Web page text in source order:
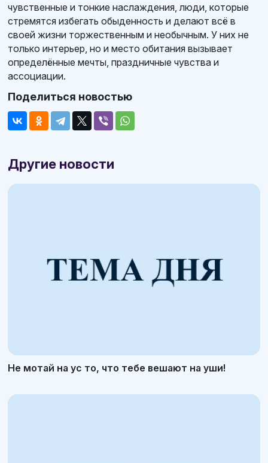
чувственные и тонкие наслаждения, люди, которые
стремятся избегать обыденность и делают всё в
своей жизни торжественным и необычным. У них не
только интерьер, но и место обитания вызывает
определённые мечты, праздничные чувства и
ассоциации.
Поделиться новостью
Другие новости
Не мотай на ус то, что тебе вешают на уши!